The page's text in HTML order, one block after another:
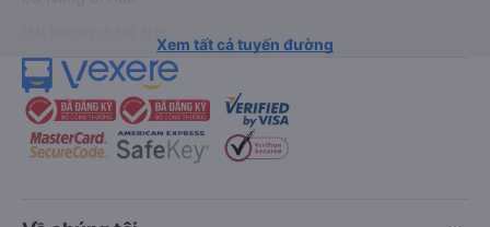
Xem tất cả tuyến đường